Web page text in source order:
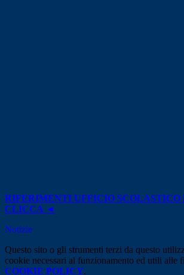
RIFERIMENTI UFFICIO SCOLASTICO
CLICCA ◄
Notizie
Questo sito o gli strumenti terzi da questo
cookie necessari al funzionamento ed utili alle
COOKIE POLICY.